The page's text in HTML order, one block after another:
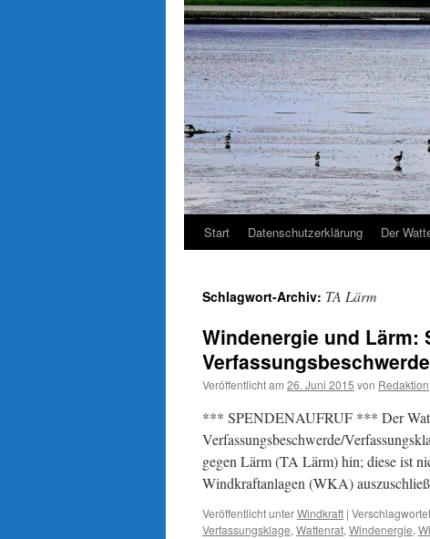
Start Datenschutzerklärung Der
Schlagwort-Archiv: TA Lärm
Windenergie und Lärm:
Verfassungsbeschwerde
Veröffentlicht am 26. Juni 2015 von Redaktion
*** SPENDENAUFRUF *** Der
Verfassungsbeschwerde/
gegen Lärm (TA Lärm) hin; diese ist
Windkraftanlagen (WKA)
Veröffentlicht unterWindkraft |
Verfassungsklage, Wattenrat, Windenergie,